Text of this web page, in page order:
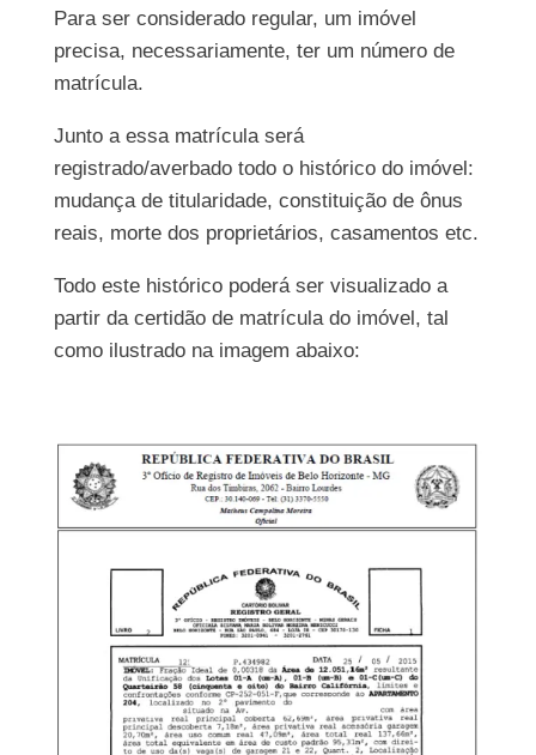
Para ser considerado regular, um imóvel
precisa, necessariamente, ter um número de
matrícula.
Junto a essa matrícula será
registrado/averbado todo o histórico do imóvel:
mudança de titularidade, constituição de ônus
reais, morte dos proprietários, casamentos etc.
Todo este histórico poderá ser visualizado a
partir da certidão de matrícula do imóvel, tal
como ilustrado na imagem abaixo: